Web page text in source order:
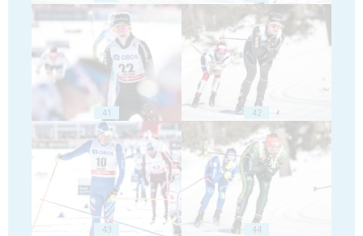
41 42
43 44